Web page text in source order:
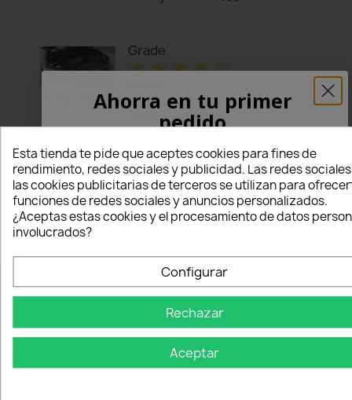
Grade
starstarstarstarstar_border
01/08/2026
Helpful
Works ok
Recommended
to buy:
thumb_up
Yes
64100 Teramo
Esta tienda te pide que aceptes cookies para fines de
rendimiento, redes sociales y publicidad. Las redes
las cookies publicitarias de terceros se utilizan para
funciones de redes sociales y anuncios personalizados.
¿Aceptas estas cookies y el procesamiento de datos
involucrados?
Configurar
Rechazar
Aceptar
Ahorra en tu primer
pedido
¡5% PARA TI!
Introduce tu correo electrónico aquí abajo
para recibir un5% DE DESCUENTOen tu
primer pedido.
Nome